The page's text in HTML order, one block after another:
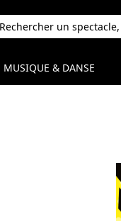
MUSIQUE & DANSE